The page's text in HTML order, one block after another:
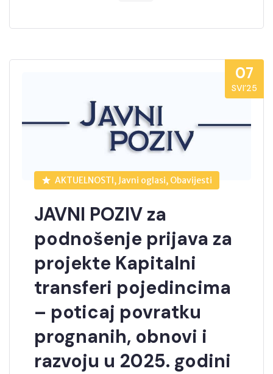
07
SVI’25
AKTUELNOSTI, Javni oglasi, Obavijesti
JAVNI POZIV za
podnošenje prijava za
projekte Kapitalni
transferi pojedincima
– poticaj povratku
prognanih, obnovi i
razvoju u 2025. godini